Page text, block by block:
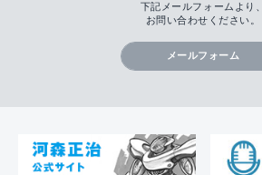
下記メールフォームより、
お問い合わせください。
メールフォーム